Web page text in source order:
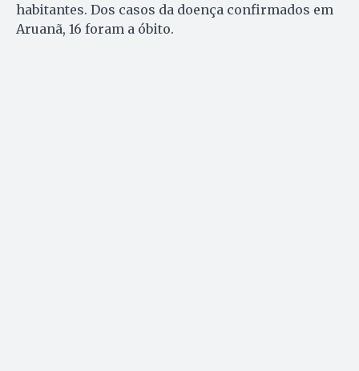
habitantes. Dos casos da doença confirmados em
Aruanã, 16 foram a óbito.